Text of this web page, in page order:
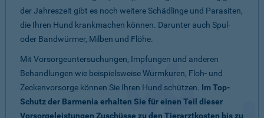
der Jahreszeit gibt es noch weitere Schädlinge und Parasiten,
die Ihren Hund krankmachen können. Darunter auch Spul-
oder Bandwürmer, Milben und Flöhe.
Mit Vorsorgeuntersuchungen, Impfungen und anderen
Behandlungen wie beispielsweise Wurmkuren, Floh- und
Zeckenvorsorge können Sie Ihren Hund schützen. Im Top-
Schutz der Barmenia erhalten Sie für einen Teil dieser
Vorsorgeleistungen Zuschüsse zu den Tierarztkosten bis zu